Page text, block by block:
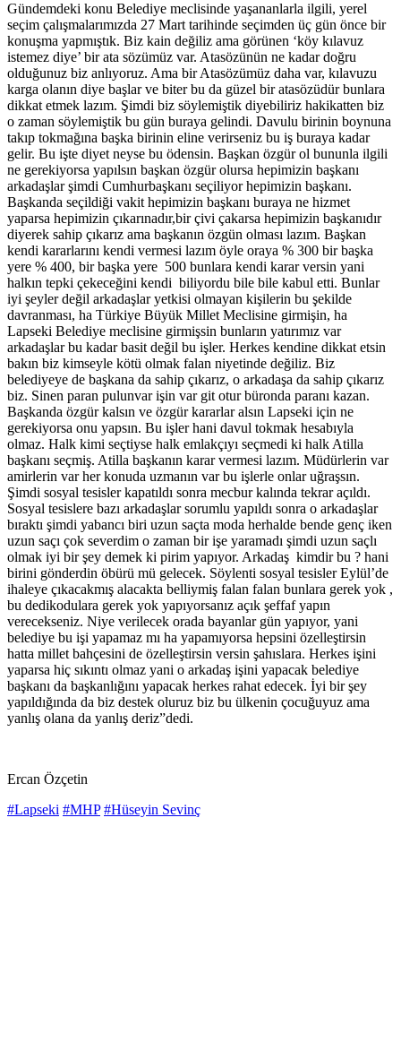
Gündemdeki konu Belediye meclisinde yaşananlarla ilgili, yerel
seçim çalışmalarımızda 27 Mart tarihinde seçimden üç gün önce bir
konuşma yapmıştık. Biz kain değiliz ama görünen ‘köy kılavuz
istemez diye’ bir ata sözümüz var. Atasözünün ne kadar doğru
olduğunuz biz anlıyoruz. Ama bir Atasözümüz daha var, kılavuzu
karga olanın diye başlar ve biter bu da güzel bir atasözüdür bunlara
dikkat etmek lazım. Şimdi biz söylemiştik diyebiliriz hakikatten biz
o zaman söylemiştik bu gün buraya gelindi. Davulu birinin boynuna
takıp tokmağına başka birinin eline verirseniz bu iş buraya kadar
gelir. Bu işte diyet neyse bu ödensin. Başkan özgür ol bununla ilgili
ne gerekiyorsa yapılsın başkan özgür olursa hepimizin başkanı
arkadaşlar şimdi Cumhurbaşkanı seçiliyor hepimizin başkanı.
Başkanda seçildiği vakit hepimizin başkanı buraya ne hizmet
yaparsa hepimizin çıkarınadır,bir çivi çakarsa hepimizin başkanıdır
diyerek sahip çıkarız ama başkanın özgün olması lazım. Başkan
kendi kararlarını kendi vermesi lazım öyle oraya % 300 bir başka
yere % 400, bir başka yere 500 bunlara kendi karar versin yani
halkın tepki çekeceğini kendi biliyordu bile bile kabul etti. Bunlar
iyi şeyler değil arkadaşlar yetkisi olmayan kişilerin bu şekilde
davranması, ha Türkiye Büyük Millet Meclisine girmişin, ha
Lapseki Belediye meclisine girmişsin bunların yatırımız var
arkadaşlar bu kadar basit değil bu işler. Herkes kendine dikkat etsin
bakın biz kimseyle kötü olmak falan niyetinde değiliz. Biz
belediyeye de başkana da sahip çıkarız, o arkadaşa da sahip çıkarız
biz. Sinen paran pulunvar işin var git otur büronda paranı kazan.
Başkanda özgür kalsın ve özgür kararlar alsın Lapseki için ne
gerekiyorsa onu yapsın. Bu işler hani davul tokmak hesabıyla
olmaz. Halk kimi seçtiyse halk emlakçıyı seçmedi ki halk Atilla
başkanı seçmiş. Atilla başkanın karar vermesi lazım. Müdürlerin var
amirlerin var her konuda uzmanın var bu işlerle onlar uğraşsın.
Şimdi sosyal tesisler kapatıldı sonra mecbur kalında tekrar açıldı.
Sosyal tesislere bazı arkadaşlar sorumlu yapıldı sonra o arkadaşlar
bıraktı şimdi yabancı biri uzun saçta moda herhalde bende genç iken
uzun saçı çok severdim o zaman bir işe yaramadı şimdi uzun saçlı
olmak iyi bir şey demek ki pirim yapıyor. Arkadaş kimdir bu ? hani
birini gönderdin öbürü mü gelecek. Söylenti sosyal tesisler Eylül’de
ihaleye çıkacakmış alacakta belliymiş falan falan bunlara gerek yok ,
bu dedikodulara gerek yok yapıyorsanız açık şeffaf yapın
verecekseniz. Niye verilecek orada bayanlar gün yapıyor, yani
belediye bu işi yapamaz mı ha yapamıyorsa hepsini özelleştirsin
hatta millet bahçesini de özelleştirsin versin şahıslara. Herkes işini
yaparsa hiç sıkıntı olmaz yani o arkadaş işini yapacak belediye
başkanı da başkanlığını yapacak herkes rahat edecek. İyi bir şey
yapıldığında da biz destek oluruz biz bu ülkenin çocuğuyuz ama
yanlış olana da yanlış deriz”dedi.
Ercan Özçetin
#Lapseki #MHP #Hüseyin Sevinç